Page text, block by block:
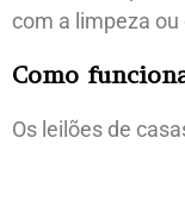
com a limpeza
Como
Os leilões de